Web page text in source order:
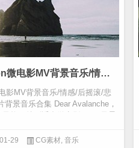
Light & Motion微电影MV背景音乐/情感/后摇滚/悲伤 风景旅行记录片背景音乐合集 Dear Avalanche
影MV背景音乐/情感/后摇滚/悲
背景音乐合集 Dear Avalanche，
风格，特别适合微电影MV，风景
29 CG素材 音乐